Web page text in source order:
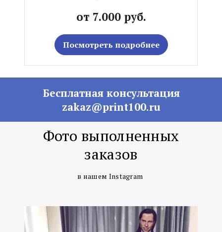
от 7.000 руб.
Посмотреть подробнее
Бесплатная консультация
zakaz@print100.ru
Фото выполненных
заказов
в нашем Instagram